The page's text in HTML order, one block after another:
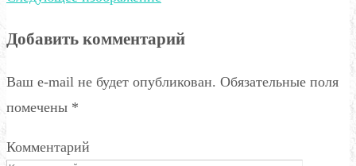
Добавить комментарий
Ваш e-mail не будет опубликован. Обязательные поля
помечены *
Комментарий